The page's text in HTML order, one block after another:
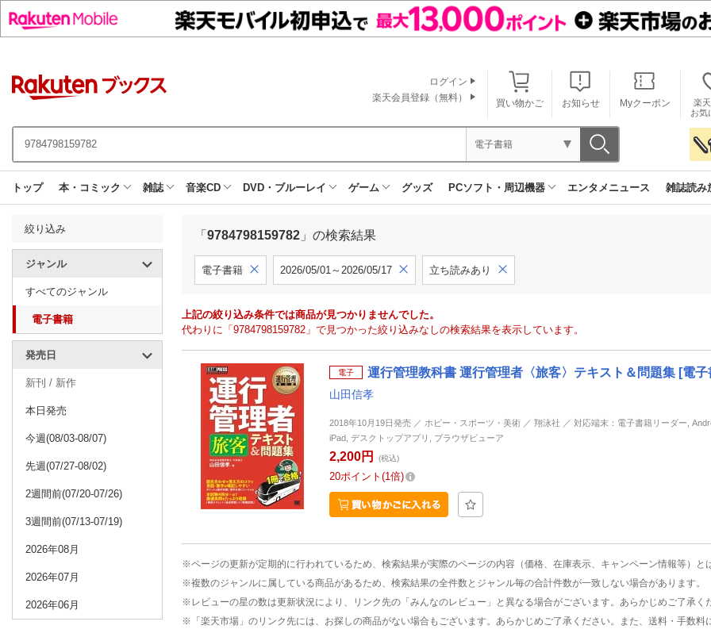
買い物かご お知らせ Myクーポン
楽
お気
ログイン
楽天会員登録（無料）
電子書籍
トップ 本・コミック 雑誌 音楽CD DVD・ブルーレイ ゲーム グッズ PCソフト・周辺機器 エンタメニュース 雑誌読み
絞り込み
ジャンル
すべてのジャンル
電子書籍
発売日
新刊 / 新作
本日発売
今週(08/03-08/07)
先週(07/27-08/02)
2週間前(07/20-07/26)
3週間前(07/13-07/19)
2026年08月
2026年07月
2026年06月
「 9784798159782 」の検索結果
電子書籍 2026/05/01～2026/05/17 立ち読みあり
上記の絞り込み条件では商品が見つかりませんでした。
代わりに「9784798159782」で見つかった絞り込みなしの検索結果を表示しています。
電子 運行管理教科書 運行管理者〈旅客〉テキスト＆問題集 [電子
山田信孝
2018年10月19日発売 ／ ホビー・スポーツ・美術 ／ 翔泳社 ／ 対応端末：電子書籍リーダー,
iPad, デスクトップアプリ, ブラウザビューア
2,200円 (税込)
20ポイント 1倍
※ページの更新が定期的に行われているため、検索結果が実際のページの内容（価格、在庫表示、キャンペーン情報等）と
※複数のジャンルに属している商品があるため、検索結果の全件数とジャンル毎の合計件数が一致しない場合があります。
※レビューの星の数は更新状況により、リンク先の「みんなのレビュー」と異なる場合がございます。あらかじめご了承く
※「楽天市場」のリンク先には、お探しの商品がない場合もございます。あらかじめご了承ください。また、送料・手数料